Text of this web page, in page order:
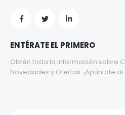
ENTÉRATE EL PRIMERO
Obtén toda la información sobre
Novedades y Ofertas. ¡Apúntate